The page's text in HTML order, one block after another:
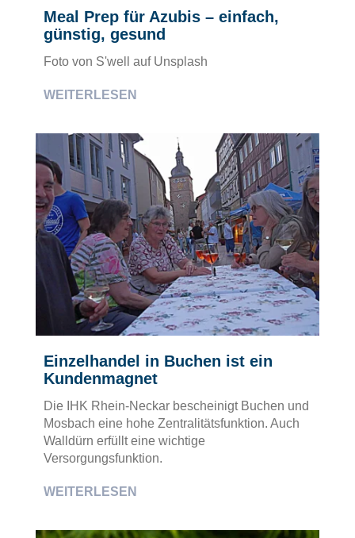
Meal Prep für Azubis – einfach,
günstig, gesund
Foto von S'well auf Unsplash
WEITERLESEN
Einzelhandel in Buchen ist ein
Kundenmagnet
Die IHK Rhein-Neckar bescheinigt Buchen und
Mosbach eine hohe Zentralitätsfunktion. Auch
Walldürn erfüllt eine wichtige
Versorgungsfunktion.
WEITERLESEN